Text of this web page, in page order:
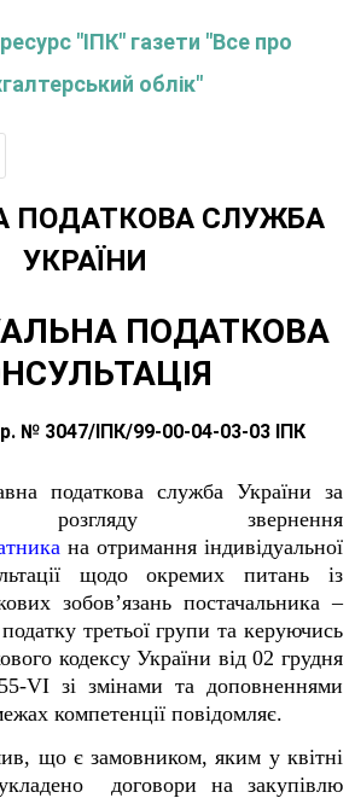
"ІПК" газети "Все про
облік"
ПОДАТКОВА СЛУЖБА
УКРАЇНИ
ПОДАТКОВА
р. № 3047/ІПК/99-00-04-03-03 ІПК
служба України за
розгляду звернення
на отримання індивідуальної
щодо окремих питань із
зобов’язань постачальника –
третьої групитакеруючись
кодексу України від 02 грудня
VI зі змінами та доповненнями
компетенції повідомляє.
що є замовником, яким у квітні
договори на закупівлю